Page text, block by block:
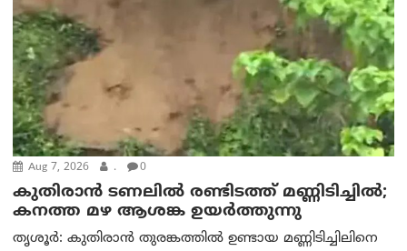
Aug 7, 2026 . 0
കുതിരാൻ ടണലിൽ രണ്ടിടത്ത് മണ്ണിടിച്ചിൽ;
കനത്ത മഴ ആശങ്ക ഉയർത്തുന്നു
തൃശൂർ: കുതിരാൻ തുരങ്കത്തിൽ ഉണ്ടായ മണ്ണിടിച്ചിലിനെ